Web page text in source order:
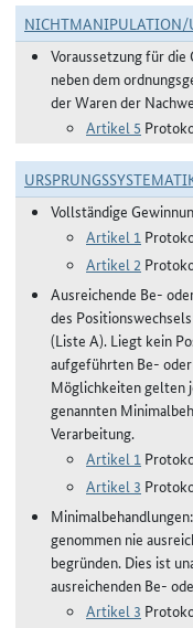
NICHTMANIPULATION/
Voraussetzung für
neben dem
der Waren der
Artikel 5
Vollständige
Artikel 1
Artikel 2
Ausreichende Be-
des
(Liste A). Liegt kein
aufgeführten Be-
Möglichkeiten gelten
genannten
Verarbeitung.
Artikel 1
Artikel 3
genommen nie
begründen. Dies ist
ausreichenden Be-
Artikel 3